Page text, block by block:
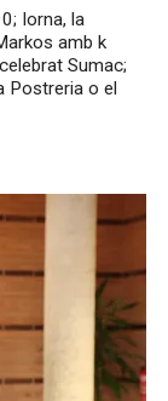
Iorna, la
amb k
Sumac;
Postreria o el